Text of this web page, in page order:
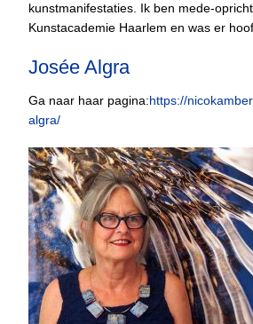
kunstmanifestaties. Ik ben mede-
Kunstacademie Haarlem en was er
Josée Algra
Ga naar haar pagina:https://
algra/